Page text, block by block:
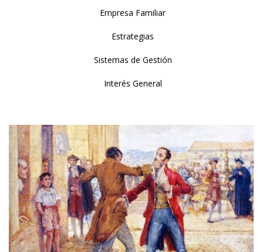
Empresa Familiar
Estrategias
Sistemas de Gestión
Interés General